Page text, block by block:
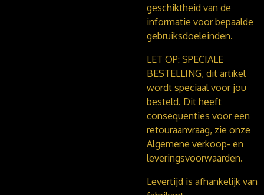
geschiktheid van de
informatie voor bepaalde
gebruiksdoeleinden.
LET OP: SPECIALE
BESTELLING, dit artikel
wordt speciaal voor jou
besteld. Dit heeft
consequenties voor een
retouraanvraag, zie onze
Algemene verkoop- en
leveringsvoorwaarden.
Levertijd is afhankelijk van